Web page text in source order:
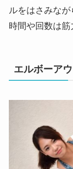
ルをはさみなが
時間や回数は筋
エルボーア